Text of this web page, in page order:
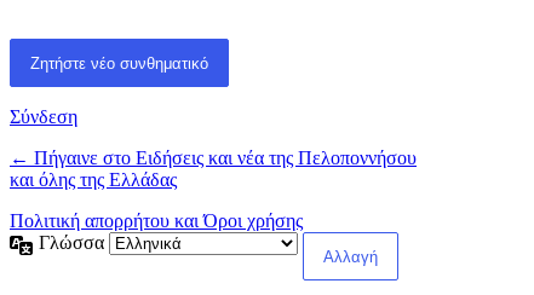
Σύνδεση
← Πήγαινε στο Ειδήσεις και νέα της Πελοποννήσου
και όλης της Ελλάδας
Πολιτική απορρήτου και Όροι χρήσης
Γλώσσα